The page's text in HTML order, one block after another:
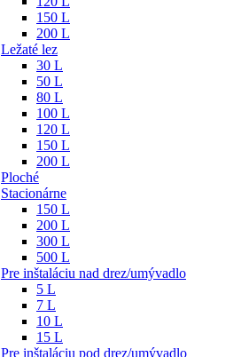
150 L
200 L
Ležaté lez
30 L
50 L
80 L
100 L
120 L
150 L
200 L
Ploché
Stacionárne
150 L
200 L
300 L
500 L
Pre inštaláciu nad drez/umývadlo
5 L
7 L
10 L
15 L
Pre inštaláciu pod drez/umývadlo